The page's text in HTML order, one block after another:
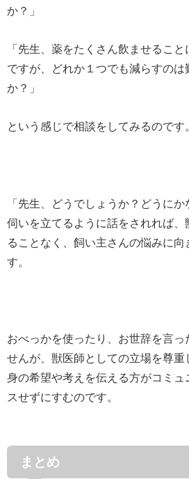
か？」
「先生、薬をたくさん飲ませるこ
ですが、どれか１つでも減らすのは
か？」
という感じで相談をしてみるのです
「先生、どうでしょうか？どうに
伺いを立てるように話をされれば、
ることなく、飼い主さんの悩みに向
す。
おべっかを使ったり、お世辞を言っ
せんが、獣医師としての立場を尊重
身の希望や考えを伝える方がコミ
スせずにすむのです。
まとめ